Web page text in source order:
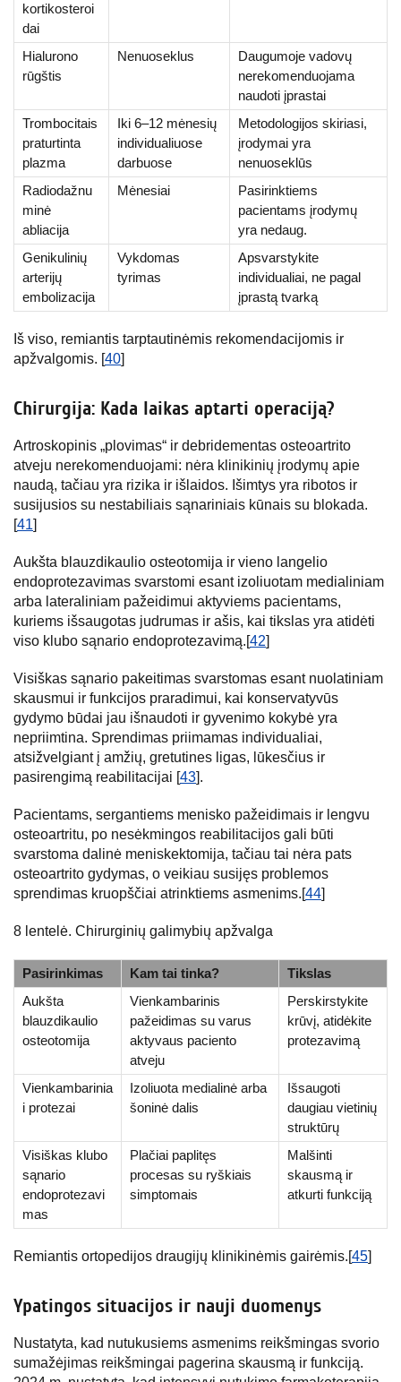
kortikosteroi
dai
Hialurono
rūgštis
Nenuoseklus
Daugumoje vadovų
nerekomenduojama
naudoti įprastai
Trombocitais
praturtinta
plazma
Iki 6–12 mėnesių
individualiuose
darbuose
Metodologijos skiriasi,
įrodymai yra
nenuoseklūs
Radiodažnu
minė
abliacija
Mėnesiai
Pasirinktiems
pacientams įrodymų
yra nedaug.
Genikulinių
arterijų
embolizacija
Vykdomas
tyrimas
Apsvarstykite
individualiai, ne pagal
įprastą tvarką
Iš viso, remiantis tarptautinėmis rekomendacijomis ir
apžvalgomis. [40]
Chirurgija: Kada laikas aptarti operaciją?
Artroskopinis „plovimas“ ir debridementas osteoartrito
atveju nerekomenduojami: nėra klinikinių įrodymų apie
naudą, tačiau yra rizika ir išlaidos. Išimtys yra ribotos ir
susijusios su nestabiliais sąnariniais kūnais su blokada.
[41]
Aukšta blauzdikaulio osteotomija ir vieno langelio
endoprotezavimas svarstomi esant izoliuotam medialiniam
arba lateraliniam pažeidimui aktyviems pacientams,
kuriems išsaugotas judrumas ir ašis, kai tikslas yra atidėti
viso klubo sąnario endoprotezavimą.[42]
Visiškas sąnario pakeitimas svarstomas esant nuolatiniam
skausmui ir funkcijos praradimui, kai konservatyvūs
gydymo būdai jau išnaudoti ir gyvenimo kokybė yra
nepriimtina. Sprendimas priimamas individualiai,
atsižvelgiant į amžių, gretutines ligas, lūkesčius ir
pasirengimą reabilitacijai [43].
Pacientams, sergantiems menisko pažeidimais ir lengvu
osteoartritu, po nesėkmingos reabilitacijos gali būti
svarstoma dalinė meniskektomija, tačiau tai nėra pats
osteoartrito gydymas, o veikiau susijęs problemos
sprendimas kruopščiai atrinktiems asmenims.[44]
8 lentelė. Chirurginių galimybių apžvalga
Pasirinkimas Kam tai tinka?
Tikslas
Aukšta
blauzdikaulio
osteotomija
Vienkambarinis
pažeidimas su varus
aktyvaus paciento
atveju
Perskirstykite
krūvį, atidėkite
protezavimą
Vienkambarinia
i protezai
Izoliuota medialinė arba
šoninė dalis
Išsaugoti
daugiau vietinių
struktūrų
Visiškas klubo
sąnario
endoprotezavi
mas
Plačiai paplitęs
procesas su ryškiais
simptomais
Malšinti
skausmą ir
atkurti funkciją
Remiantis ortopedijos draugijų klinikinėmis gairėmis.[45]
Ypatingos situacijos ir nauji duomenys
Nustatyta, kad nutukusiems asmenims reikšmingas svorio
sumažėjimas reikšmingai pagerina skausmą ir funkciją.